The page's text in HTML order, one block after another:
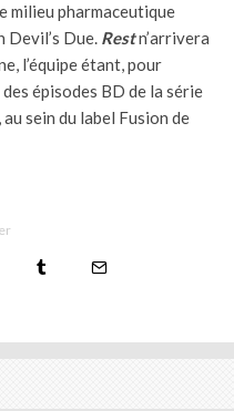
milieu pharmaceutique
Devil’s Due. Restn’arrivera
l’équipe étant, pour
épisodes BD de la série
sein du label Fusion de